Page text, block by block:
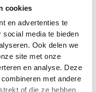
cookies
en advertenties te
social media te bieden
Ook delen we
site met onze
en analyse. Deze
met andere
of die ze hebben
over onze dienst vind